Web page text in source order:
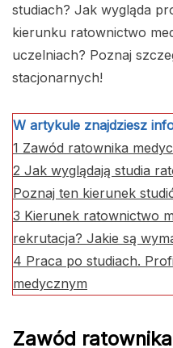
studiach? Jak wygląda
kierunku ratownictwo
uczelniach? Poznaj
stacjonarnych!
W artykule znajdziesz
1 Zawód ratownika
2 Jak wyglądają studia
Poznaj ten kierunek
3 Kierunek ratownictwo
rekrutacja? Jakie są
4 Praca po studiach.
medycznym
Zawód